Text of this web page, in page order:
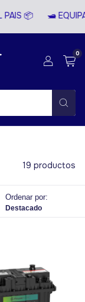
📦 🛥️
0
19 productos
Ordenar por:
Destacado